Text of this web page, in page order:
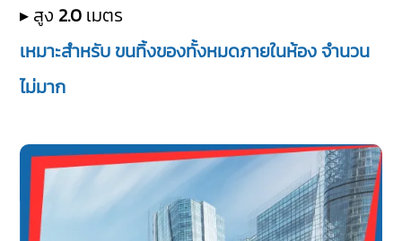
▸ สูง 2.0 เมตร
เหมาะสำหรับ ขนทิ้งของทั้งหมดภายในห้อง จำนวน
ไม่มาก